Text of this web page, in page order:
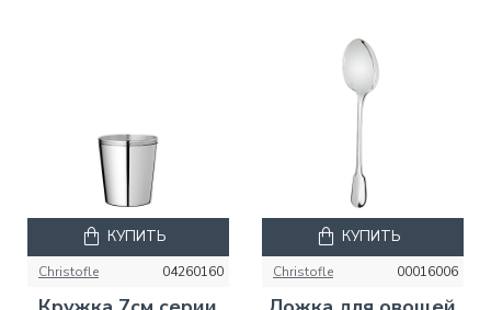
Christofle 04260160
КУПИТЬ
Christofle 00016006
КУПИТЬ